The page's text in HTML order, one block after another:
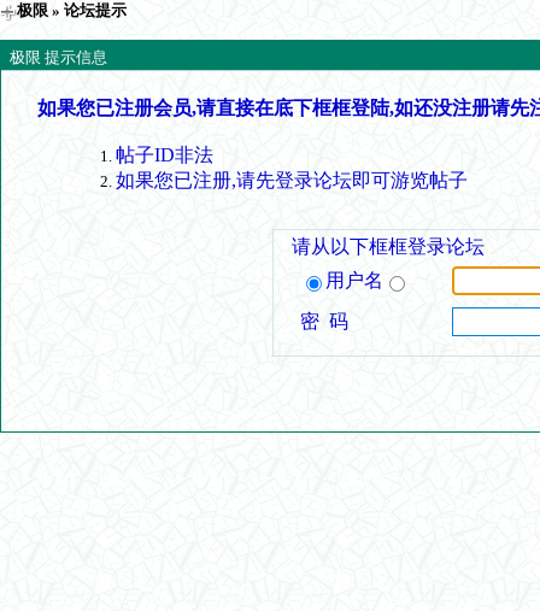
极限 » 论坛提示
极限 提示信息
如果您已注册会员,请直接在底下框框登陆,如还没注册请先
帖子ID非法
如果您已注册,请先登录论坛即可游览帖子
请从以下框框登录论坛
用户名
密 码